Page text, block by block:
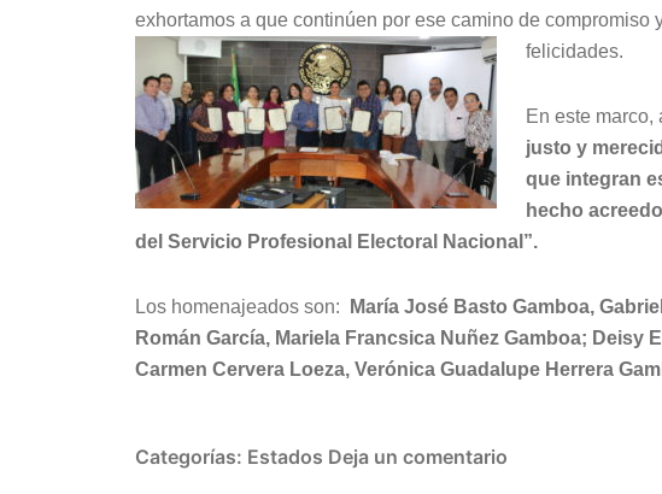
exhortamos a que continúen por ese camino de compromiso
felicidades.
En este marco,
justo y
que integran
hecho
del Servicio Profesional Electoral Nacional”.
Los homenajeados son:
María José Basto Gamboa,
Román García, Mariela Francsica Nuñez Gamboa; Deisy
Carmen Cervera Loeza, Verónica Guadalupe Herrera
Categorías: Estados Deja un comentario